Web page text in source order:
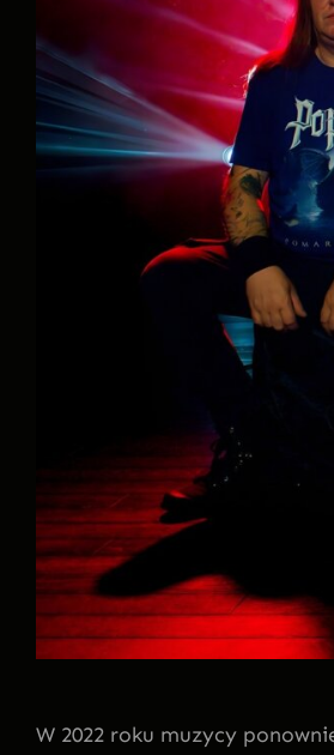
W 2022 roku muzycy